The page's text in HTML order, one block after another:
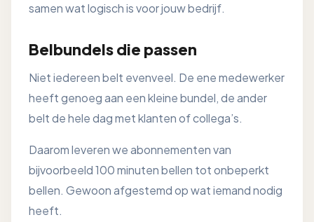
samen wat logisch is voor jouw bedrijf.
Belbundels die passen
Niet iedereen belt evenveel. De ene medewerker
heeft genoeg aan een kleine bundel, de ander
belt de hele dag met klanten of collega’s.
Daarom leveren we abonnementen van
bijvoorbeeld 100 minuten bellen tot onbeperkt
bellen. Gewoon afgestemd op wat iemand nodig
heeft.